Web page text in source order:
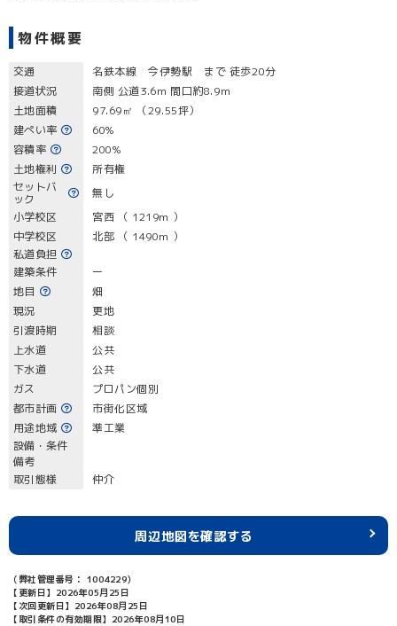
物件概要
交通
名鉄本線 今伊勢駅 まで 徒歩20分
接道状況
南側 公道3.6m 間口約8.9m
土地面積
97.69㎡ （29.55坪）
建ぺい率
60%
容積率
200%
土地権利
所有権
セットバ
ック
無し
小学校区
宮西 （ 1219m ）
中学校区
北部 （ 1490m ）
私道負担
建築条件
ー
地目
畑
現況
更地
引渡時期
相談
上水道
公共
下水道
公共
ガス
プロパン個別
都市計画
市街化区域
用途地域
準工業
設備・条件
備考
取引態様
仲介
周辺地図を確認する
（弊社管理番号： 1004229）
【更新日】2026年05月25日
【次回更新日】2026年08月25日
【取引条件の有効期限】2026年08月10日